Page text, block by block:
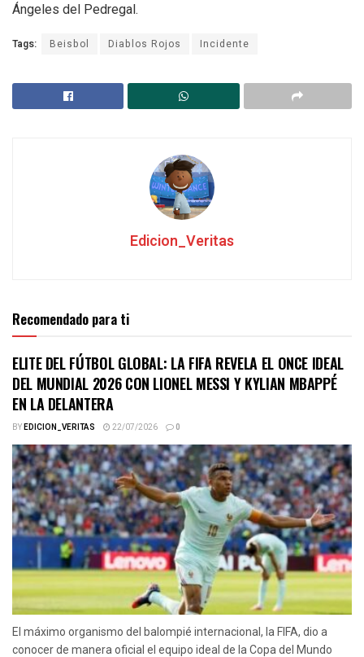
Ángeles del Pedregal.
Tags: Beisbol Diablos Rojos Incidente
Edicion_Veritas
Recomendado para ti
ELITE DEL FÚTBOL GLOBAL: LA FIFA REVELA EL ONCE IDEAL
DEL MUNDIAL 2026 CON LIONEL MESSI Y KYLIAN MBAPPÉ
EN LA DELANTERA
BYEDICION_VERITAS 22/07/2026 0
El máximo organismo del balompié internacional, la FIFA, dio a
conocer de manera oficial el equipo ideal de la Copa del Mundo